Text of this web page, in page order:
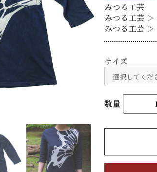
みつる工芸
みつる工芸 ＞
みつる工芸 ＞
サイズ
数量